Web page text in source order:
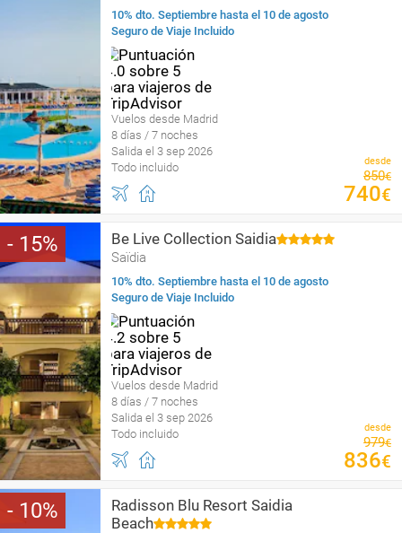
10% dto. Septiembre hasta el 10 de agosto
Seguro de Viaje Incluido
Vuelos desde Madrid
8 días / 7 noches
Salida el 3 sep 2026
Todo incluido
desde
850€
740€
15 Be Live Collection Saidia
Saïdia
10% dto. Septiembre hasta el 10 de agosto
Seguro de Viaje Incluido
Vuelos desde Madrid
8 días / 7 noches
Salida el 3 sep 2026
Todo incluido
desde
979€
836€
10
Radisson Blu Resort Saidia
Beach